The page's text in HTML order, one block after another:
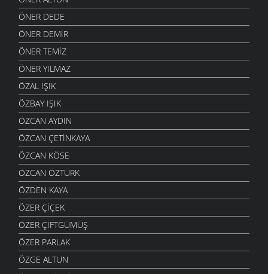
ÖNER DEDE
ÖNER DEMIR
ÖNER TEMIZ
ÖNER YILMAZ
ÖZAL IŞIK
ÖZBAY IŞIK
ÖZCAN AYDIN
ÖZCAN ÇETINKAYA
ÖZCAN KÖSE
ÖZCAN ÖZTÜRK
ÖZDEN KAYA
ÖZER ÇIÇEK
ÖZER ÇIFTGÜMÜŞ
ÖZER PARLAK
ÖZGE ALTUN